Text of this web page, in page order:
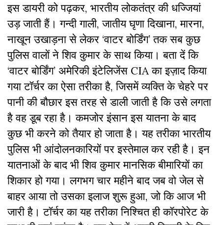
इस डायरी को पढ़कर, भारतीय लोकतंत्र की धज्जियां
उड़ जाती हैं। गन्दी गाली, जातीय घृणा दिखाना, मारना,
नाखून उखाड़ना से लेकर ‘वाटर बोर्डिंग’ तक सब कुछ
पुलिस वालों ने शिव कुमार के साथ किया। बता दें कि
‘वाटर बोर्डिंग’ अमेरिकी इंटेलिजेंस CIA का इज़ाद किया
गया टॉर्चर का ऐसा तरीका है, जिसमें व्यक्ति के चेहरे पर
पानी की बौछार इस तरह से डाली जाती है कि उसे लगता
है वह डूब रहा है। कमजोर इंसान इस यातना के बाद
कुछ भी करने को तैयार हो जाता है। यह तरीका भारतीय
पुलिस भी आंदोलनकारियों पर इस्तेमाल कर रही है। इन
यातनाओं के बाद भी शिव कुमार मानसिक बीमारियों का
शिकार हो गया। लगभग चार महीने बाद जब वो जेल से
बाहर आया तो उसका इलाज शुरू हुआ, जो कि आज भी
जारी है। टॉर्चर का यह तरीका निश्चित ही कॉरपोरेट के